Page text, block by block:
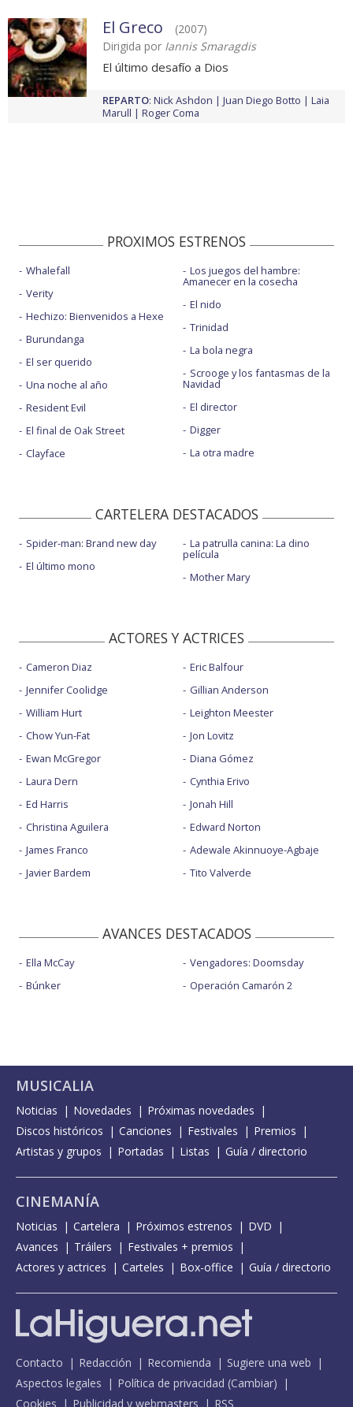
El Greco
(2007)
Dirigida por Iannis Smaragdis
El último desafío a Dios
REPARTO: Nick Ashdon Juan Diego Botto
Laia
Marull
Roger Coma
PROXIMOS ESTRENOS
Whalefall
Verity
Hechizo: Bienvenidos a Hexe
Burundanga
El ser querido
Una noche al año
Resident Evil
El final de Oak Street
Clayface
Los juegos del hambre:
Amanecer en la cosecha
El nido
Trinidad
La bola negra
Scrooge y los fantasmas de la
Navidad
El director
Digger
La otra madre
CARTELERA DESTACADOS
Spider-man: Brand new day
El último mono
La patrulla canina: La dino
película
Mother Mary
ACTORES Y ACTRICES
Cameron Diaz
Jennifer Coolidge
William Hurt
Chow Yun-Fat
Ewan McGregor
Laura Dern
Ed Harris
Christina Aguilera
James Franco
Javier Bardem
Eric Balfour
Gillian Anderson
Leighton Meester
Jon Lovitz
Diana Gómez
Cynthia Erivo
Jonah Hill
Edward Norton
Adewale Akinnuoye-Agbaje
Tito Valverde
AVANCES DESTACADOS
Ella McCay
Búnker
Vengadores: Doomsday
Operación Camarón 2
MUSICALIA
Noticias Novedades
Próximas novedades
Discos históricos
Canciones Festivales
Premios
Artistas y grupos
Portadas Listas Guía / directorio
CINEMANÍA
Noticias Cartelera Próximos estrenos
DVD
Avances
Tráilers
Festivales + premios
Actores y actrices
Carteles Box-office Guía / directorio
Contacto Redacción Recomienda
Sugiere una web
Aspectos legales
Política de privacidad (Cambiar)
Cookies
Publicidad y webmasters RSS